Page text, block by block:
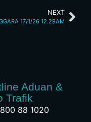
NEXT
17/1/26 12.29AM
Aduan &
Trafik
88 1020